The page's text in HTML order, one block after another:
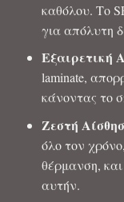
καθόλου. Το
για απόλυτη
Εξαιρετική
laminate,
κάνοντας το
Ζεστή
όλο τον
θέρμανση,
αυτήν.